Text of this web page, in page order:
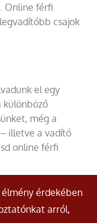
Online férfi
csajok
el egy
különböző
még a
illetve a vadító
online férfi
érdekében
arról,